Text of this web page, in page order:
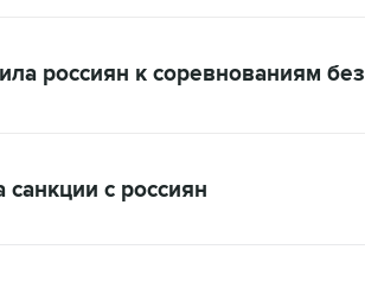
россиян к соревнованиям без
с россиян